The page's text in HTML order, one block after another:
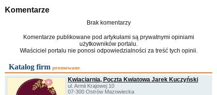
Komentarze
Brak komentarzy
Komentarze publikowane pod artykułami są prywatnymi opiniami
użytkowników portalu.
Właściciel portalu nie ponosi odpowiedzialności za treść tych opinii.
Katalog firm promowane
Kwiaciarnia, Poczta Kwiatowa Jarek Kuczyński
ul. Armii Krajowej 10
07-300 Ostrów Mazowiecka